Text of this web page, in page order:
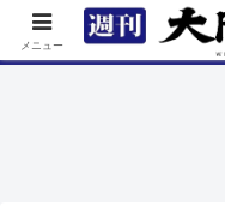
TOP 特集 ニュ
メニュー